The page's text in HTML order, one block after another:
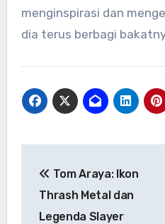
menginspirasi dan
dia terus berbagi
pos
Tom Araya: Ikon
Thrash Metal dan
Legenda Slayer